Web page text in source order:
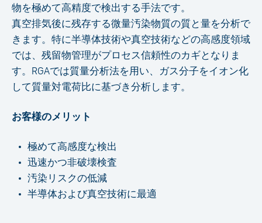
物を極めて高精度で検出する手法です。
真空排気後に残存する微量汚染物質の質と量を分析で
きます。特に半導体技術や真空技術などの高感度領域
では、残留物管理がプロセス信頼性のカギとなりま
す。RGAでは質量分析法を用い、ガス分子をイオン化
して質量対電荷比に基づき分析します。
お客様のメリット
極めて高感度な検出
迅速かつ非破壊検査
汚染リスクの低減
半導体および真空技術に最適